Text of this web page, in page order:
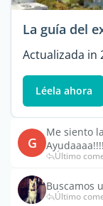
La guía del
Actualizada in
Léela ahora
G
Me siento
Ayudaaaa!!!!
Último
Buscamos
Último